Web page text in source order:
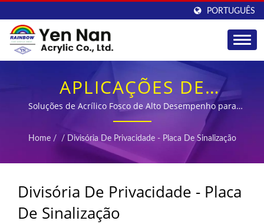
PORTUGUÊS
APLICAÇÕES DE
FOLHAS DE ACRÍLICO
FOSCO DE UM LADO
PARA DIVISÓRIAS DE
PRIVACIDADE E PLACAS
DE SINALIZAÇÃO
Soluções de Acrílico Fosco de Alto Desempenho para
Divisórias Comerciais e Sinalização Profissional
Home / / Divisória De Privacidade - Placa De Sinalização
Divisória De Privacidade - Placa
De Sinalização